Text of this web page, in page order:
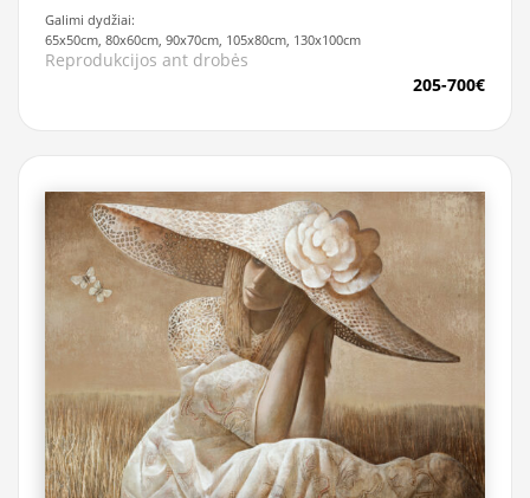
Galimi dydžiai:
65x50cm, 80x60cm, 90x70cm, 105x80cm, 130x100cm
Reprodukcijos ant drobės
205-700€